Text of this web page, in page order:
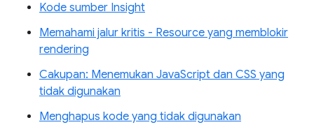
Kode sumber Insight
Memahami jalur kritis - Resource yang memblokir
rendering
Cakupan: Menemukan JavaScript dan CSS yang
tidak digunakan
Menghapus kode yang tidak digunakan